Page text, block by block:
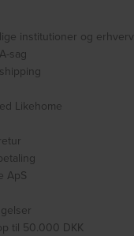
institutioner og erhverv
sag
Likehome
ApS
til 50.000 DKK